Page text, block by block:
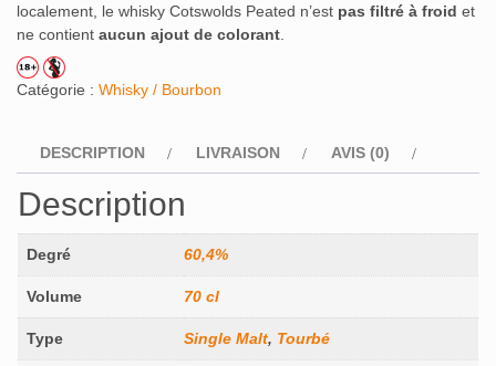
localement, le whisky Cotswolds Peated n’est pas filtré à froid et
ne contient aucun ajout de colorant
Catégorie : Whisky / Bourbon
DESCRIPTION LIVRAISON AVIS (0)
Description
Degré 60,4%
Volume 70 cl
Type Single Malt, Tourbé